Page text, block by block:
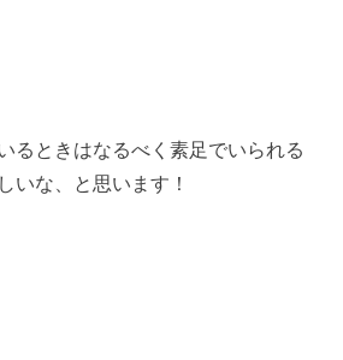
るときはなるべく素足でいられる
いな、と思います！